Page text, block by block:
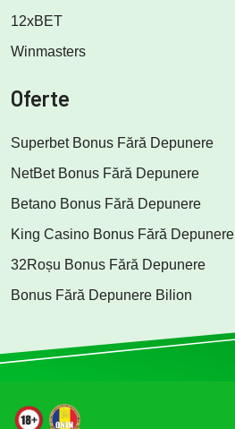
12xBET
Winmasters
Oferte
Superbet Bonus Fără Depunere
NetBet Bonus Fără Depunere
Betano Bonus Fără Depunere
King Casino Bonus Fără Depunere
32Roșu Bonus Fără Depunere
Bonus Fără Depunere Bilion